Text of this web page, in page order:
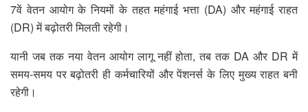
7वें वेतन आयोग के नियमों के तहत महंगाई भत्ता (DA) और महंगाई राहत
(DR) में बढ़ोतरी मिलती रहेगी।
यानी जब तक नया वेतन आयोग लागू नहीं होता, तब तक DA और DR में
समय-समय पर बढ़ोतरी ही कर्मचारियों और पेंशनर्स के लिए मुख्य राहत बनी
रहेगी।